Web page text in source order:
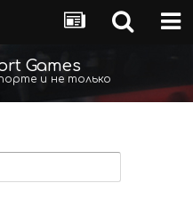
Games
и не только